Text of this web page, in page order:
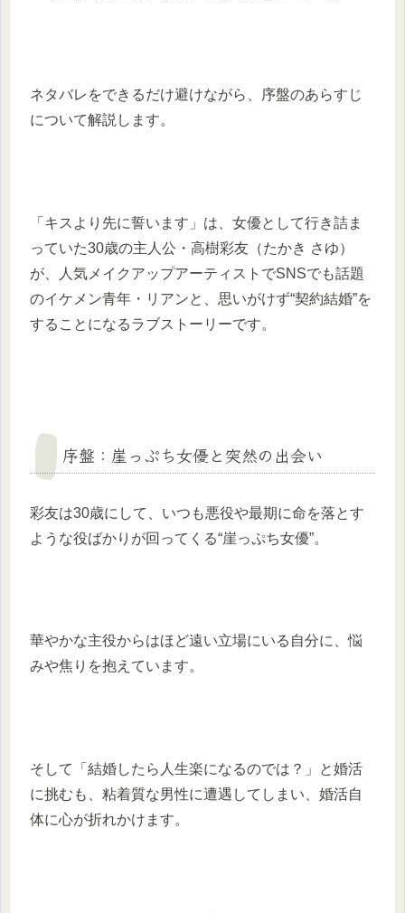
ネタバレをできるだけ避けながら、序盤のあらすじ
について解説します。
「キスより先に誓います」は、女優として行き詰ま
っていた30歳の主人公・高樹彩友（たかき さゆ）
が、人気メイクアップアーティストでSNSでも話題
のイケメン青年・リアンと、思いがけず“契約結婚”を
することになるラブストーリーです。
序盤：崖っぷち女優と突然の出会い
彩友は30歳にして、いつも悪役や最期に命を落とす
ような役ばかりが回ってくる“崖っぷち女優”。
華やかな主役からはほど遠い立場にいる自分に、悩
みや焦りを抱えています。
そして「結婚したら人生楽になるのでは？」と婚活
に挑むも、粘着質な男性に遭遇してしまい、婚活自
体に心が折れかけます。